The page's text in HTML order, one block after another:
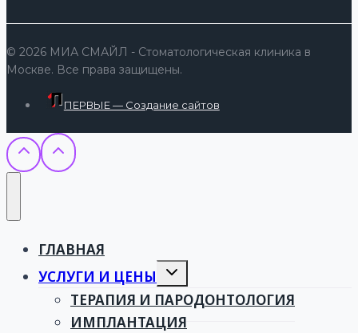
© 2026 МИА СМАЙЛ - Стоматологическая клиника в
Москве. Все права защищены.
ПЕРВЫЕ — Создание сайтов
ГЛАВНАЯ
УСЛУГИ И ЦЕНЫ
Toggle
menu
ТЕРАПИЯ И ПАРОДОНТОЛОГИЯ
ИМПЛАНТАЦИЯ